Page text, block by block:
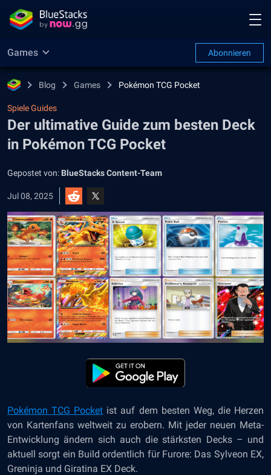
Games Abonnieren
Blog Games Pokémon TCG Pocket
Spiele Guides
Der ultimative Guide zum besten Deck
in Pokémon TCG Pocket
Gepostet von: BlueStacks Content-Team
Jul 08, 2025
Pokémon TCG Pocket ist auf dem besten Weg, die Herzen
von Kartenfans weltweit zu erobern. Mit jeder neuen Meta-
Entwicklung ändern sich auch die stärksten Decks – und
aktuell sorgt ein Build ordentlich für Furore: Das Sylveon EX,
Greninja und Giratina EX Deck.